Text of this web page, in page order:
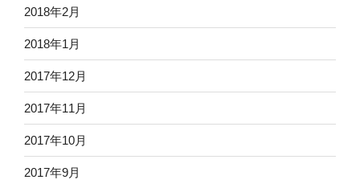
2018年2月
2018年1月
2017年12月
2017年11月
2017年10月
2017年9月